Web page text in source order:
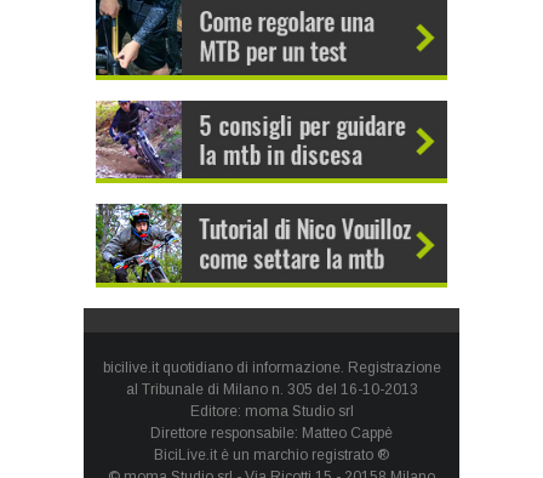
bicilive.it quotidiano di informazione. Registrazione
al Tribunale di Milano n. 305 del 16-10-2013
Editore: moma Studio srl
Direttore responsabile: Matteo Cappè
BiciLive.it è un marchio registrato ®